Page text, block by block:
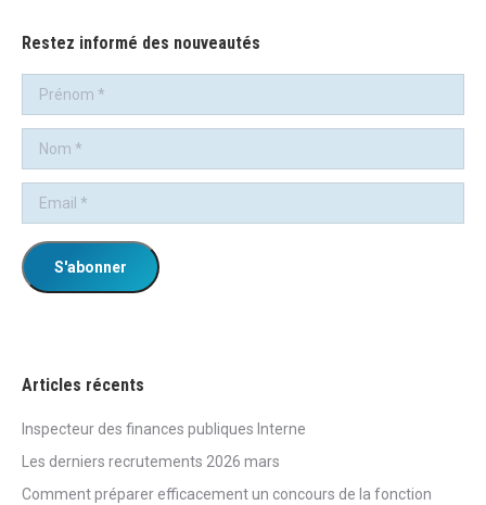
Restez informé des nouveautés
Articles récents
Inspecteur des finances publiques Interne
Les derniers recrutements 2026 mars
Comment préparer efficacement un concours de la fonction